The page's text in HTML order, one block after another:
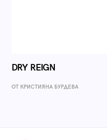
DRY REIGN
ОТ КРИСТИЯНА БУРДЕВА